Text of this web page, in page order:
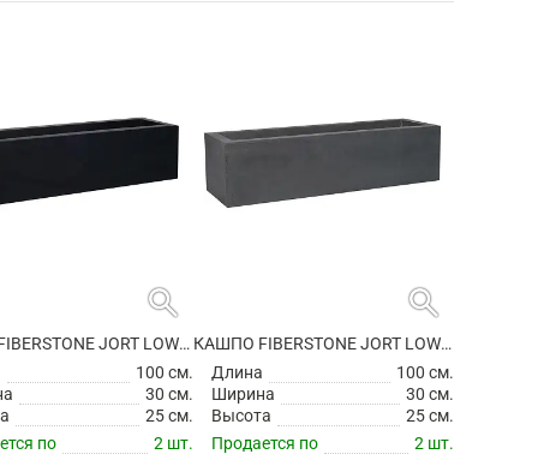
search
КАШПО FIBERSTONE JORT LOW S BLACK
100 см.
30 см.
25 см.
по
2 шт.
search
КАШПО FIBERSTONE JORT LOW S GREY
Длина
100 см.
Ширина
30 см.
Высота
25 см.
Продается по
2 шт.